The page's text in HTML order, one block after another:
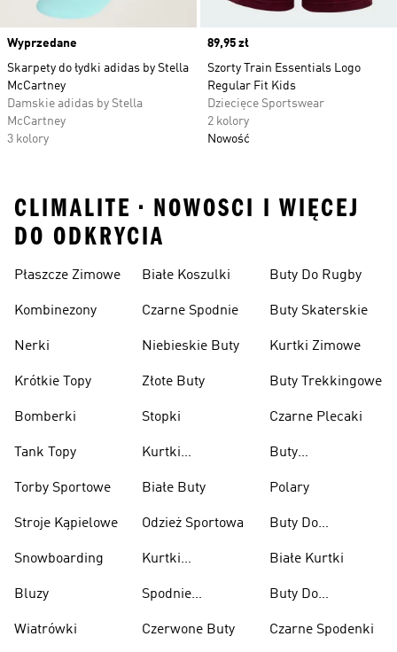
Wyprzedane
Skarpety do łydki adidas by Stella
McCartney
Damskie adidas by Stella
McCartney
3 kolory
Price
89,95 zł
Szorty Train Essentials Logo
Regular Fit Kids
Dziecięce Sportswear
2 kolory
Nowość
CLIMALITE • NOWOSCI I WIĘCEJ
DO ODKRYCIA
Płaszcze Zimowe
Kombinezony
Nerki
Krótkie Topy
Bomberki
Tank Topy
Torby Sportowe
Stroje Kąpielowe
Snowboarding
Bluzy
Wiatrówki
Białe Koszulki
Czarne Spodnie
Niebieskie Buty
Złote Buty
Stopki
Kurtki
Białe Buty
Odzież Sportowa
Kurtki
Spodnie
Czerwone Buty
Buty Do Rugby
Buty Skaterskie
Kurtki Zimowe
Buty Trekkingowe
Czarne Plecaki
Buty
Polary
Buty Do
Ciężarów
Białe Kurtki
Buty Do
Czarne Spodenki